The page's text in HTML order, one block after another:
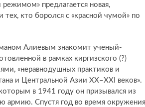
предлагается новая,
кто боролся с «красной чумой» по
Алиевым знакомит ученый-
в рамках киргизского (?)
«неравнодушных практиков и
и Центральной Азии XX–XXI веков».
в 1941 году он призывался из
армию. Спустя год во время окружения